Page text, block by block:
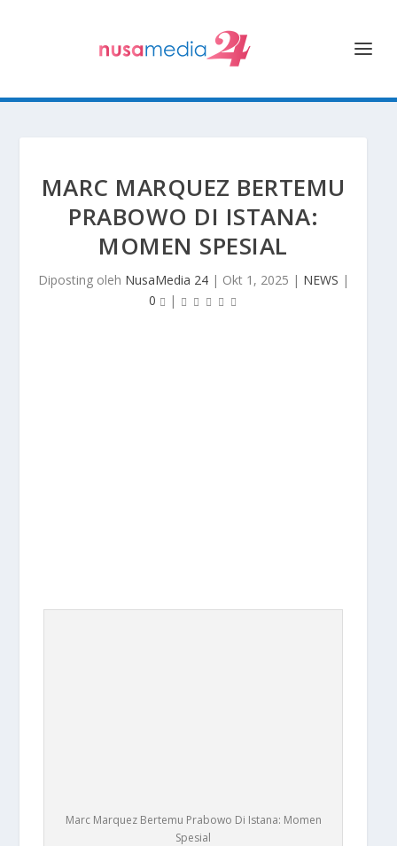
MARC MARQUEZ BERTEMU
PRABOWO DI ISTANA:
MOMEN SPESIAL
Diposting oleh NusaMedia 24| Okt 1, 2025 | NEWS |
0
|
Marc Marquez Bertemu Prabowo Di Istana: Momen
Spesial